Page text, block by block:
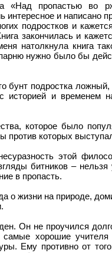
«Над пропастью во
интересное и написано
подростков и
закончилась и
натолкнула книга
нужно было бы
бунт подростка
историей и временем
которое было
против которых
этой
битников –
в пропасть.
о жизни на природе,
Он не проучился
хорошие
Ему противно от